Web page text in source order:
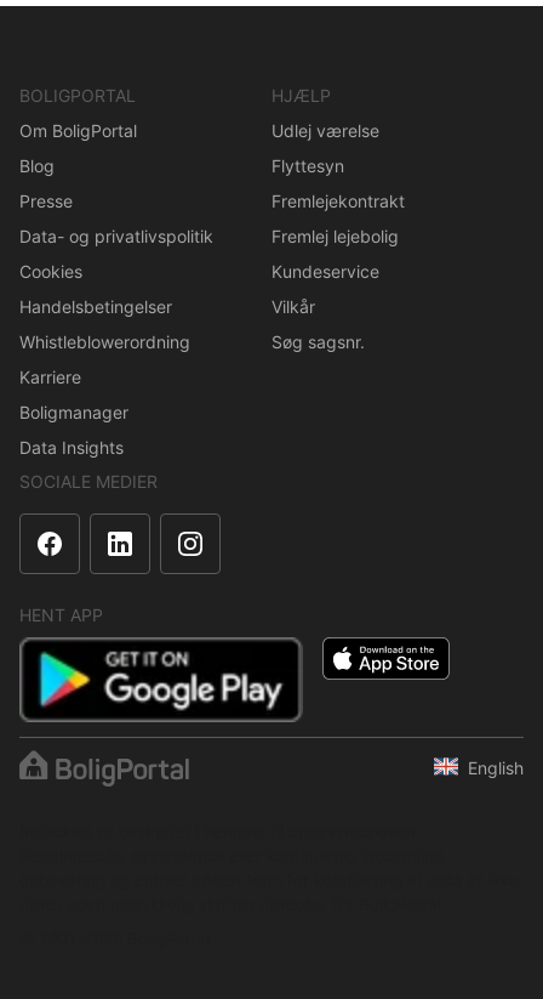
BOLIGPORTAL
Om BoligPortal
Blog
Presse
Data- og privatlivspolitik
Cookies
Handelsbetingelser
Whistleblowerordning
Karriere
Boligmanager
Data Insights
HJÆLP
Udlej værelse
Flyttesyn
Fremlejekontrakt
Fremlej lejebolig
Kundeservice
Vilkår
Søg sagsnr.
SOCIALE MEDIER
HENT APP
English